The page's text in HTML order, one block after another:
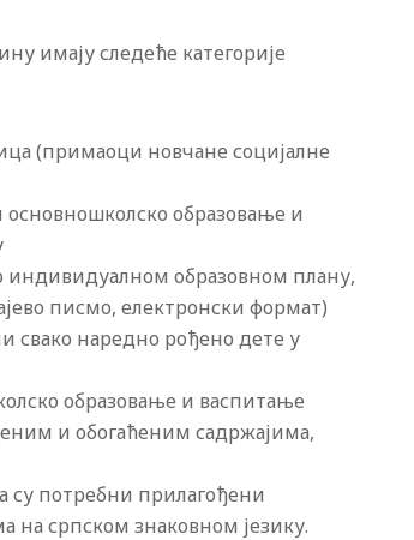
имају следеће категорије
(примаоци новчане социјалне
образовање и
индивидуалном образовном плану,
писмо, електронски формат)
свако наредно рођено дете у
образовање и васпитање
и обогаћеним садржајима,
су потребни прилагођени
на српском знаковном језику.